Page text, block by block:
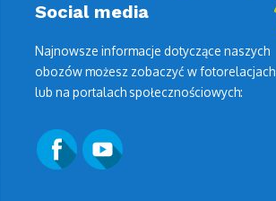
Social media
Najnowsze informacje dotyczące naszych
obozów możesz zobaczyć w fotorelacjach
lub na portalach społecznościowych: